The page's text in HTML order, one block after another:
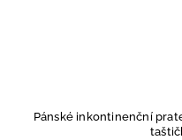
Pánské inkontinenční